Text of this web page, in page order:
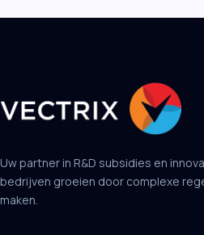
Uw partner in R&D subsidies en
bedrijven groeien door complexe
maken.